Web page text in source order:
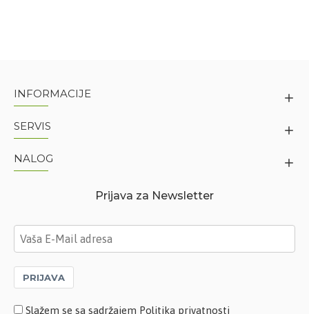
INFORMACIJE
SERVIS
NALOG
Prijava za Newsletter
PRIJAVA
Slažem se sa sadržajem Politika privatnosti